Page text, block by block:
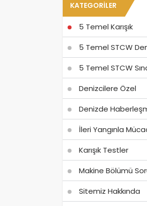
KATEGORILER
5 Temel Karışık
5 Temel STCW
5 Temel STCW
Denizcilere Özel
Denizde
İleri Yangınla
Karışık Testler
Makine Bölümü
Sitemiz Hakkında